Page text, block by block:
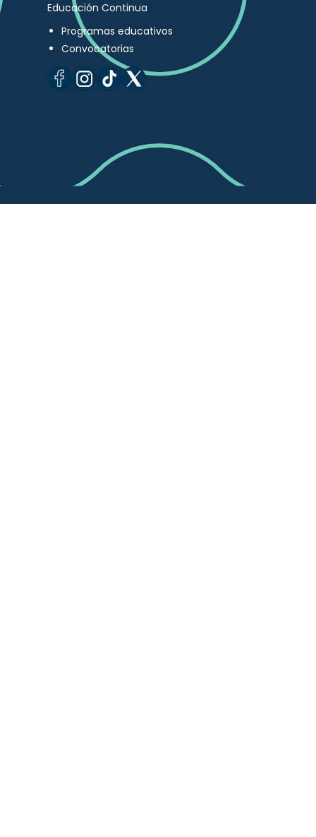
Educación Continua
Programas educativos
Convocatorias